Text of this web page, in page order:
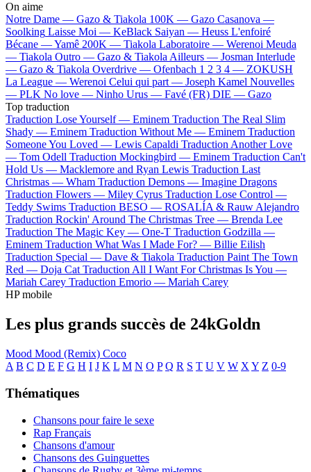
On aime
Notre Dame — Gazo & Tiakola 100K — Gazo Casanova —
Soolking Laisse Moi — KeBlack Saiyan — Heuss L'enfoiré
Bécane —Yamê 200K — Tiakola Laboratoire — Werenoi Meuda
— Tiakola Outro — Gazo & TiakolaAilleurs — Josman Interlude
— Gazo & Tiakola Overdrive — Ofenbach 1 2 3 4 — ZOKUSH
La League — Werenoi Celui qui part — Joseph Kamel Nouvelles
— PLK No love — Ninho Urus — Favé (FR) DIE — Gazo
Top traduction
Traduction Lose Yourself — Eminem Traduction The Real Slim
Shady — Eminem Traduction Without Me — Eminem Traduction
Someone You Loved — Lewis Capaldi Traduction Another Love
— Tom Odell Traduction Mockingbird — Eminem Traduction Can't
Hold Us — Macklemore and Ryan Lewis Traduction Last
Christmas — Wham Traduction Demons — Imagine Dragons
Traduction Flowers — Miley Cyrus Traduction Lose Control —
Teddy Swims Traduction BESO — ROSALÍA & Rauw Alejandro
Traduction Rockin' Around The Christmas Tree — Brenda Lee
Traduction The Magic Key — One-T Traduction Godzilla —
Eminem Traduction What Was I Made For? — Billie Eilish
Traduction Special — Dave & Tiakola Traduction Paint The Town
Red — Doja Cat Traduction All I Want For Christmas Is You —
Mariah Carey Traduction Emorio — Mariah Carey
HP mobile
Les plus grands succès de 24kGoldn
Mood Mood (Remix) Coco
A B C D E F G H I J K L M N O P Q R S T U V W X Y Z 0-9
Thématiques
Chansons pour faire le sexe
Rap Français
Chansons d'amour
Chansons des Guinguettes